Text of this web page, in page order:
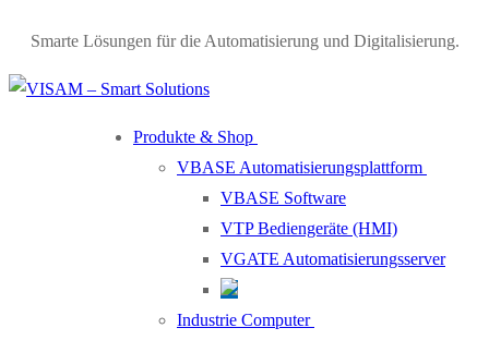
content
Smarte Lösungen für die Automatisierung und Digitalisierung.
Produkte & Shop
VBASE Automatisierungsplattform
VBASE Software
VTP Bediengeräte (HMI)
VGATE Automatisierungsserver
Industrie Computer